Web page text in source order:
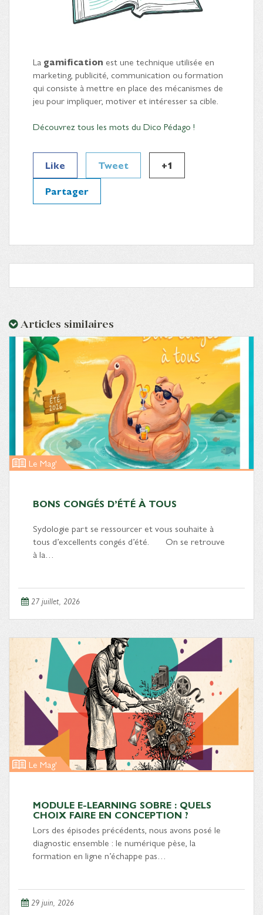
La gamification est une technique utilisée en
marketing, publicité, communication ou formation
qui consiste à mettre en place des mécanismes de
jeu pour impliquer, motiver et intéresser sa cible.
Découvrez tous les mots du Dico Pédago !
Like Tweet
+1
Partager
Articles similaires
Le Mag'
BONS CONGÉS D’ÉTÉ À TOUS
Sydologie part se ressourcer et vous souhaite à
tous d’excellents congés d’été. On se retrouve
à la…
27 juillet, 2026
Le Mag'
MODULE E-LEARNING SOBRE : QUELS
CHOIX FAIRE EN CONCEPTION ?
Lors des épisodes précédents, nous avons posé le
diagnostic ensemble : le numérique pèse, la
formation en ligne n’échappe pas…
29 juin, 2026